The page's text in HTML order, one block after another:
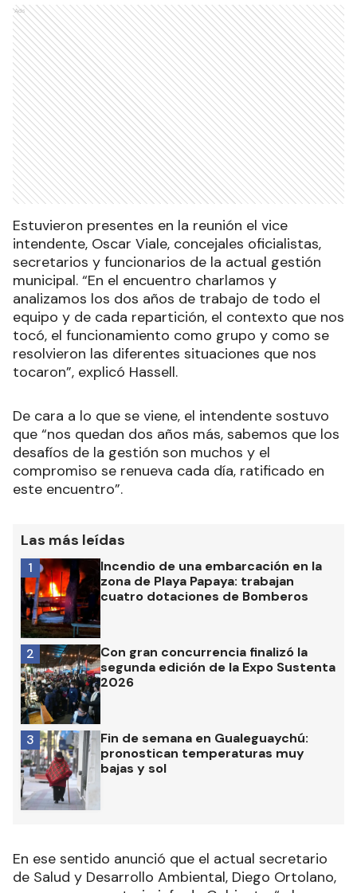
Ads
Estuvieron presentes en la reunión el vice
intendente, Oscar Viale, concejales oficialistas,
secretarios y funcionarios de la actual gestión
municipal. “En el encuentro charlamos y
analizamos los dos años de trabajo de todo el
equipo y de cada repartición, el contexto que nos
tocó, el funcionamiento como grupo y como se
resolvieron las diferentes situaciones que nos
tocaron”, explicó Hassell.
De cara a lo que se viene, el intendente sostuvo
que “nos quedan dos años más, sabemos que los
desafíos de la gestión son muchos y el
compromiso se renueva cada día, ratificado en
este encuentro”.
Las más leídas
Incendio de una embarcación en la
zona de Playa Papaya: trabajan
cuatro dotaciones de Bomberos
1
Con gran concurrencia finalizó la
segunda edición de la Expo Sustenta
2026
2
Fin de semana en Gualeguaychú:
pronostican temperaturas muy
bajas y sol
3
En ese sentido anunció que el actual secretario
de Salud y Desarrollo Ambiental, Diego Ortolano,